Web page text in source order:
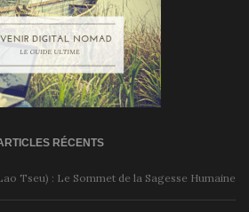
RÉCENTS
Tseu) : Le Sommet de la Sagesse Humaine